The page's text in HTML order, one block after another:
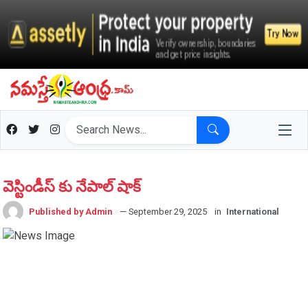
వెస్టిండీస్ కు నేపాల్ షాక్
Published by Admin — September 29, 2025 in International